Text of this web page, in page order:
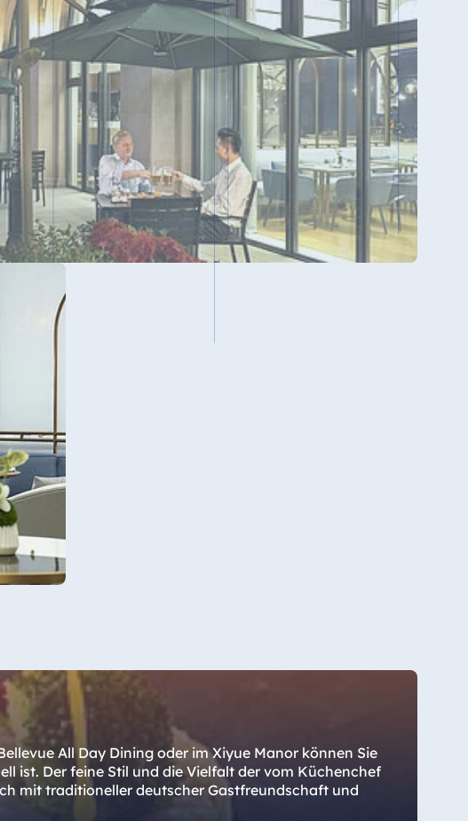
All Day Dining oder im Xiyue Manor können Sie
ist. Der feine Stil und die Vielfalt der vom Küchenchef
mit traditioneller deutscher Gastfreundschaft und